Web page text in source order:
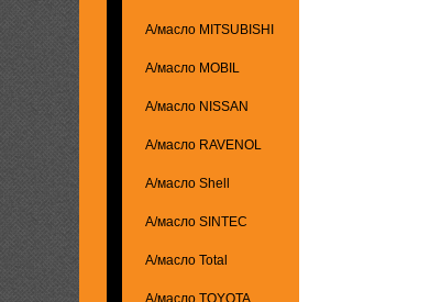
А/масло MITSUBISHI
А/масло MOBIL
А/масло NISSAN
А/масло RAVENOL
А/масло Shell
А/масло SINTEC
А/масло Total
А/масло TOYOTA